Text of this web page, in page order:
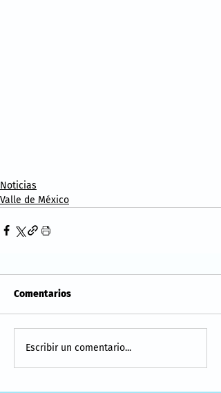
Noticias
Valle de México
Comentarios
Escribir un comentario...